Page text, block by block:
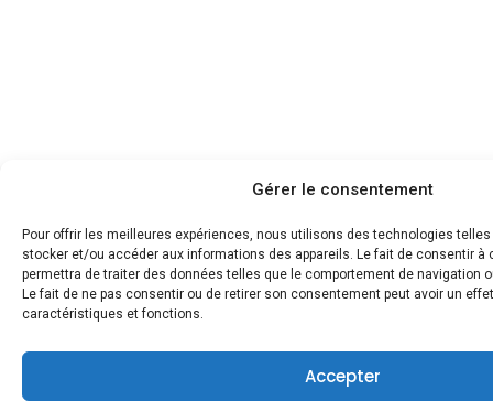
Gérer le consentement
Pour offrir les meilleures expériences, nous utilisons des technologies
stocker et/ou accéder aux informations des appareils. Le fait de consentir à
permettra de traiter des données telles que le comportement de navigation
Le fait de ne pas consentir ou de retirer son consentement peut avoir un
caractéristiques et fonctions.
Accepter